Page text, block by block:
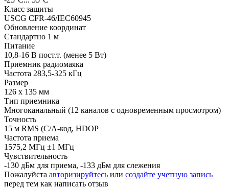
Класс защиты
USCG CFR-46/IEC60945
Обновление координат
Стандартно 1 м
Питание
10,8-16 В пост.т. (менее 5 Вт)
Приемник радиомаяка
Частота 283,5-325 кГц
Размер
126 х 135 мм
Тип приемника
Многоканальный (12 каналов с одновременным просмотром)
Точность
15 м RMS (C/A-код, HDOP
Частота приема
1575,2 МГц ±1 МГц
Чувствительность
-130 дБм для приема, -133 дБм для слежения
Пожалуйста авторизируйтесь или создайте учетную запись
перед тем как написать отзыв